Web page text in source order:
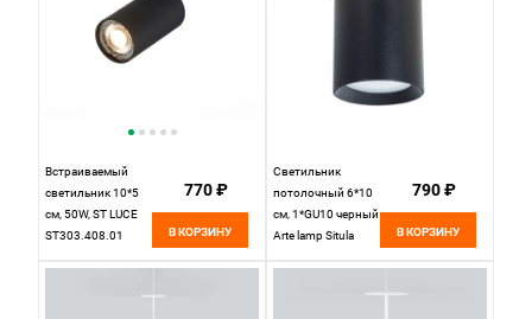
Встраиваемый
светильник 10*5
см, 50W, ST LUCE
ST303.408.01
770 ₽
В КОРЗИНУ
Светильник
потолочный 6*10
см, 1*GU10 черный
Arte lamp Situla
790 ₽
В КОРЗИНУ